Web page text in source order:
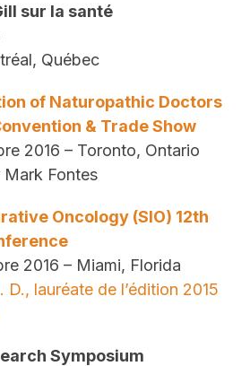
sur la santé
Québec
of Naturopathic Doctors
& Trade Show
2016 – Toronto, Ontario
Fontes
Oncology (SIO) 12th
2016 – Miami, Florida
D., lauréate de l’édition 2015
Symposium